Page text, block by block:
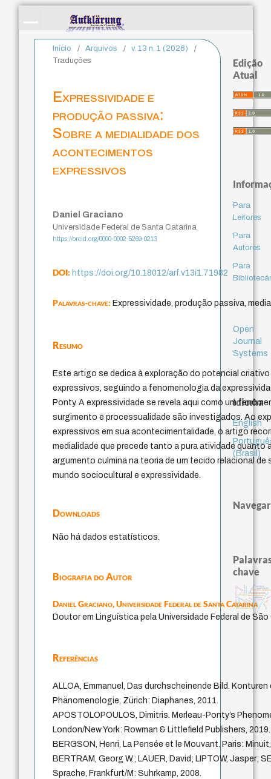
Início / Arquivos / v. 13 n. 1 (2026)
/
Traduções
Expressividade e
produção passiva:
Sobre a medialidade dos
acontecimentos
expressivos
Daniel Graciano
Universidade Federal de Santa Catarina
https://orcid.org/0000-0002-5269-0213
DOI:https://doi.org/10.18012/arf.v13i1.71982
Palavras-chave:Expressividade, produção passiva,
Resumo
Este artigo se dedica à exploração do potencial
expressivos, seguindo a fenomenologia da
Ponty. A expressividade se revela aqui como um
surgimento e processualidade são investigados. Ao
expressivos em sua acontecimentalidade, o artigo
medialidade que precede tanto a pura atividade quanto
argumento culmina na teoria de um tecido relacional de
mundo sociocultural e expressividade.
Downloads
Não há dados estatísticos.
Biografia do Autor
Daniel Graciano,Universidade Federal de Santa Catarina
Doutor em Linguística pela Universidade Federal de São
Referências
ALLOA, Emmanuel, Das durchscheinende Bild. Konturen
Phänomenologie, Zürich: Diaphanes, 2011.
APOSTOLOPOULOS, Dimitris. Merleau-Ponty’s
London/New York: Rowman & Littlefield Publishers, 2019.
BERGSON, Henri, La Pensée et le Mouvant. Paris:
BERTRAM, Georg W.; LAUER, David; LIPTOW, Jasper;
Sprache, Frankfurt/M: Suhrkamp, 2008.
Edição
Atual
Para
Leitores
Para
Autores
Para
Open
Journal
Systems
Idioma
English
(Brasil)
Navegar
chave
fundamentalismo
jacobi
protágoras
experiência temporalmetafísica do tempo
género
idade
intolerância
history of philosophy homem-medida
filosofias indígenas
filosofia brasileira
j.c.m. neto
palavra
perdón
leyes
violencia
logos
lei
desejo
papel da lei
sacrifício
bataille
mind
animais
realidad